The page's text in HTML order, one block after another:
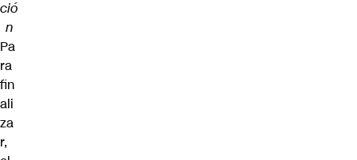
ció
n
Pa
ra
fin
ali
za
r,